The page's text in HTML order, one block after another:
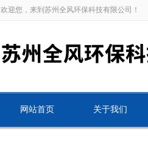
欢迎您，来到苏州全风环保科技有限公司！
网站首页 关于我们